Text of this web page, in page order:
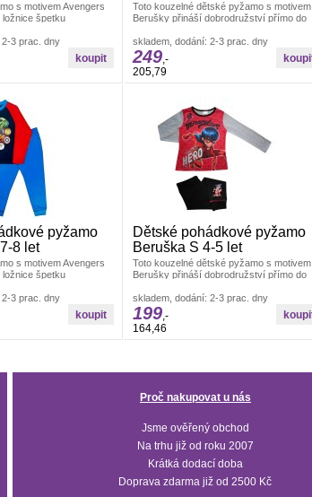
s motivem Avengers
špetku
3 prac. dny
Toto kouzelné dětské pyžamo s motivem
Berušky přináší dobrodružství přímo do
skladem, dodání: 2-3 prac. dny
249,-
205,79
pyžamo
8 let
s motivem Avengers
špetku
3 prac. dny
Dětské pohádkové pyžamo
Beruška S 4-5 let
Toto kouzelné dětské pyžamo s motivem
Berušky přináší dobrodružství přímo do
skladem, dodání: 2-3 prac. dny
199,-
164,46
Proč nakupovat u nás
Jsme ověřený obchod
Na trhu již od roku 2007
Krátká dodací doba
Doprava zdarma již od 2500 Kč